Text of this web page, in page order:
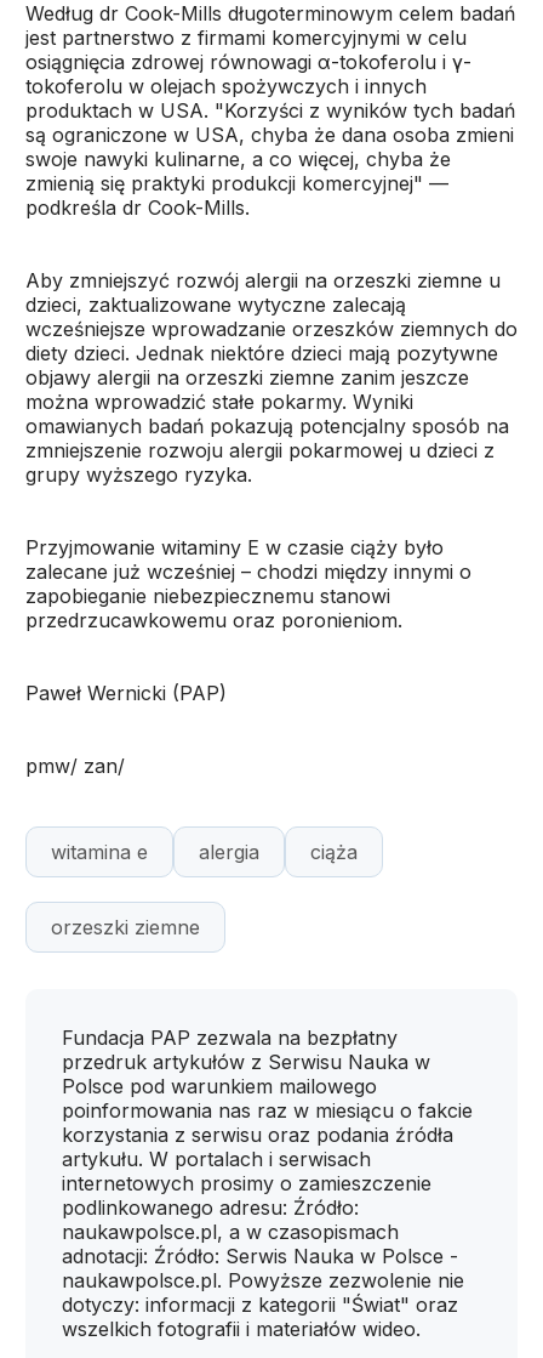
Według dr Cook-Mills długoterminowym celem badań
jest partnerstwo z firmami komercyjnymi w celu
osiągnięcia zdrowej równowagi α-tokoferolu i γ-
tokoferolu w olejach spożywczych i innych
produktach w USA. "Korzyści z wyników tych badań
są ograniczone w USA, chyba że dana osoba zmieni
swoje nawyki kulinarne, a co więcej, chyba że
zmienią się praktyki produkcji komercyjnej" —
podkreśla dr Cook-Mills.
Aby zmniejszyć rozwój alergii na orzeszki ziemne u
dzieci, zaktualizowane wytyczne zalecają
wcześniejsze wprowadzanie orzeszków ziemnych do
diety dzieci. Jednak niektóre dzieci mają pozytywne
objawy alergii na orzeszki ziemne zanim jeszcze
można wprowadzić stałe pokarmy. Wyniki
omawianych badań pokazują potencjalny sposób na
zmniejszenie rozwoju alergii pokarmowej u dzieci z
grupy wyższego ryzyka.
Przyjmowanie witaminy E w czasie ciąży było
zalecane już wcześniej – chodzi między innymi o
zapobieganie niebezpiecznemu stanowi
przedrzucawkowemu oraz poronieniom.
Paweł Wernicki (PAP)
pmw/ zan/
witamina e alergia ciąża
orzeszki ziemne
Fundacja PAP zezwala na bezpłatny
przedruk artykułów z Serwisu Nauka w
Polsce pod warunkiem mailowego
poinformowania nas raz w miesiącu o fakcie
korzystania z serwisu oraz podania źródła
artykułu. W portalach i serwisach
internetowych prosimy o zamieszczenie
podlinkowanego adresu: Źródło:
naukawpolsce.pl, a w czasopismach
adnotacji: Źródło: Serwis Nauka w Polsce -
naukawpolsce.pl. Powyższe zezwolenie nie
dotyczy: informacji z kategorii "Świat" oraz
wszelkich fotografii i materiałów wideo.